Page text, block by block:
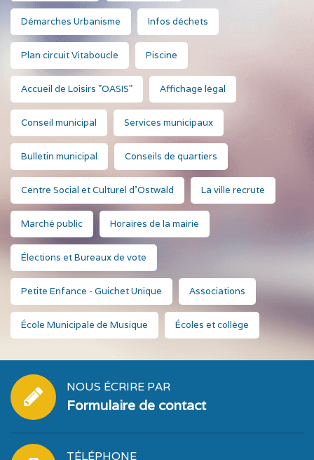
Démarches Urbanisme Infos déchets
Plan circuit Vitaboucle Piscine
Accueil de Loisirs "OASIS" Affichage légal
Conseil municipal Services municipaux
Bulletin municipal Conseils de quartiers
Centre Social et Culturel d'Ostwald La ville recrute
Marché public Horaires de la mairie
Élections et Bureaux de vote
Petite Enfance - Guichet Unique Associations
École Municipale de Musique Écoles et collège
NOUS ÉCRIRE PAR
Formulaire de contact
TÉLÉPHONE